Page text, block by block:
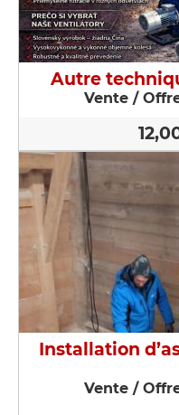
Autre
Vente /
Installation
Vente /